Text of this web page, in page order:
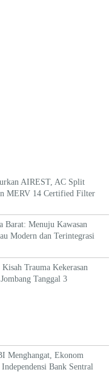
AIREST, AC Split
MERV 14 Certified Filter
Barat: Menuju Kawasan
Modern dan Terintegrasi
Kisah Trauma Kekerasan
Tanggal 3
Menghangat, Ekonom
Bank Sentral